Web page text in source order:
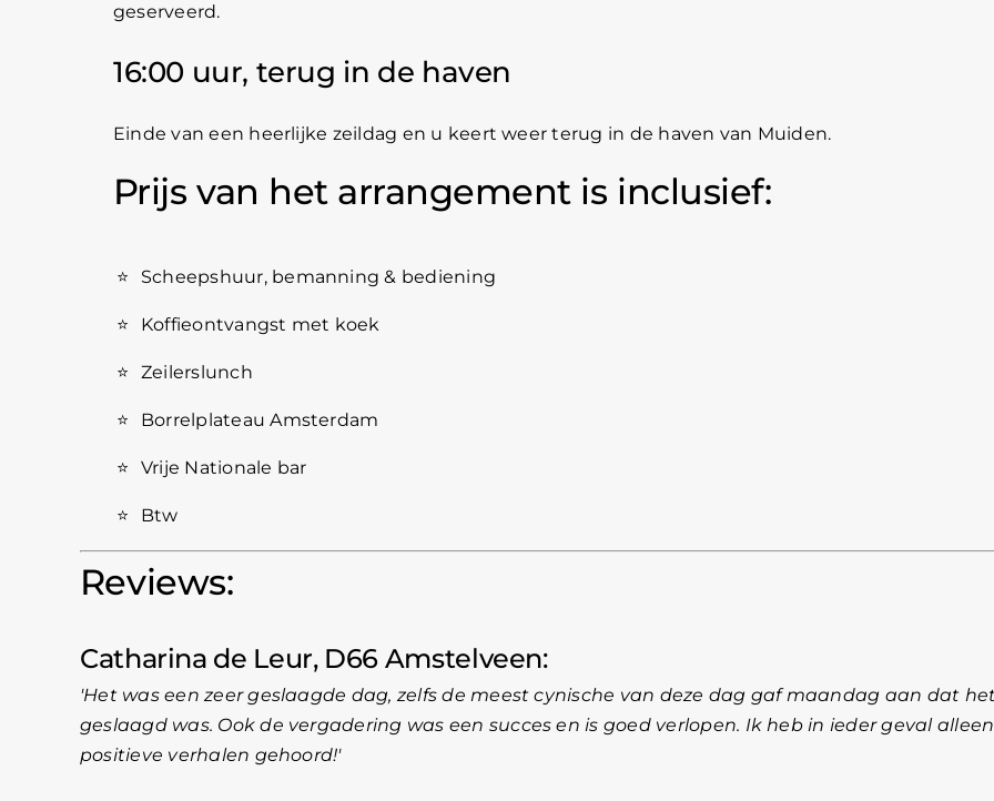
geserveerd.
16:00 uur, terug in de haven
Einde van een heerlijke zeildag en u keert weer terug in de haven van Muiden.
Prijs van het arrangement is inclusief:
⭐ Scheepshuur, bemanning & bediening
⭐ Koffieontvangst met koek
⭐ Zeilerslunch
⭐ Borrelplateau Amsterdam
⭐ Vrije Nationale bar
⭐ Btw
Reviews:
Catharina de Leur, D66 Amstelveen
Het was een zeer geslaagde dag, zelfs de meest cynische van deze dag gaf maandag aan dat
geslaagd was. Ook de vergadering was een succes en is goed verlopen. Ik heb in ieder geval
positieve verhalen gehoord!